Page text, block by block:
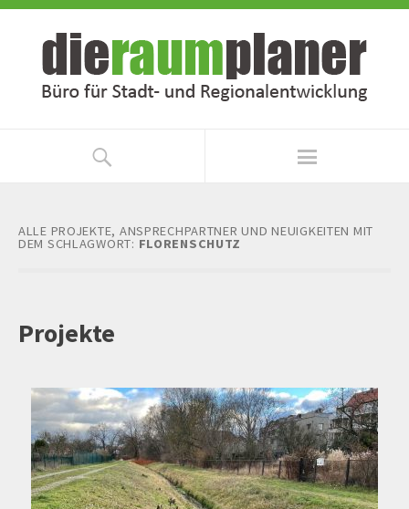
Zum
springen
Zur
springen
ALLE PROJEKTE, ANSPRECHPARTNER UND NEUIGKEITEN MIT
DEM SCHLAGWORT: FLORENSCHUTZ
Projekte